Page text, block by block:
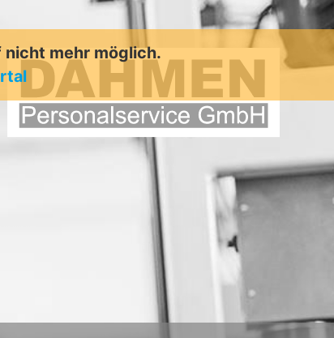
nicht mehr möglich.